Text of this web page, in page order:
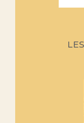
Si no
cosa
Els